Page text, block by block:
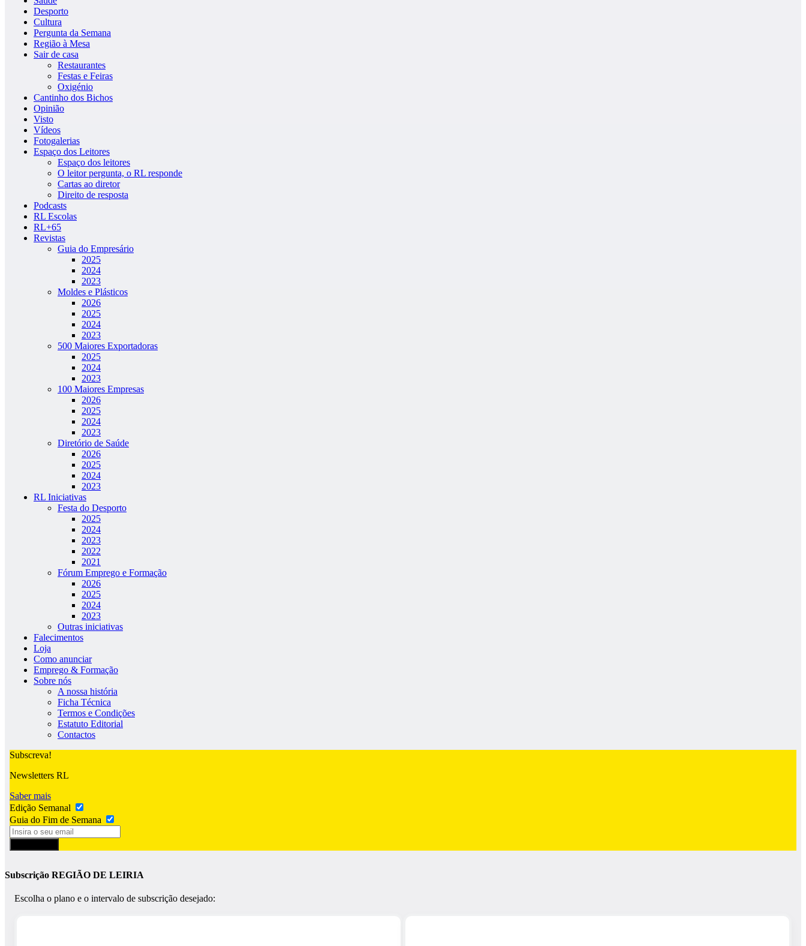
Desporto
Cultura
Pergunta da Semana
Região à Mesa
Sair de casa
Restaurantes
Festas e Feiras
Oxigénio
Cantinho dos Bichos
Opinião
Visto
Vídeos
Fotogalerias
Espaço dos Leitores
Espaço dos leitores
O leitor pergunta, o RL responde
Cartas ao diretor
Direito de resposta
Podcasts
RL Escolas
RL+65
Revistas
Guia do Empresário
2025
2024
2023
Moldes e Plásticos
2026
2025
2024
2023
500 Maiores Exportadoras
2025
2024
2023
100 Maiores Empresas
2026
2025
2024
2023
Diretório de Saúde
2026
2025
2024
2023
RL Iniciativas
Festa do Desporto
2025
2024
2023
2022
2021
Fórum Emprego e Formação
2026
2025
2024
2023
Outras iniciativas
Falecimentos
Loja
Como anunciar
Emprego & Formação
Sobre nós
A nossa história
Ficha Técnica
Termos e Condições
Estatuto Editorial
Contactos
Subscreva!
Newsletters RL
Saber mais
Edição Semanal
Guia do Fim de Semana
Subscrição REGIÃO DE LEIRIA
Escolha o plano e o intervalo de subscrição desejado: